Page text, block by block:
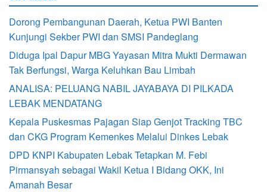
Dorong Pembangunan Daerah, Ketua PWI Banten
Kunjungi Sekber PWI dan SMSI Pandeglang
Diduga Ipal Dapur MBG Yayasan Mitra Mukti Dermawan
Tak Berfungsi, Warga Keluhkan Bau Limbah
ANALISA: PELUANG NABIL JAYABAYA DI PILKADA
LEBAK MENDATANG
Kepala Puskesmas Pajagan Siap Genjot Tracking TBC
dan CKG Program Kemenkes Melalui Dinkes Lebak
DPD KNPI Kabupaten Lebak Tetapkan M. Febi
Pirmansyah sebagai Wakil Ketua I Bidang OKK, Ini
Amanah Besar